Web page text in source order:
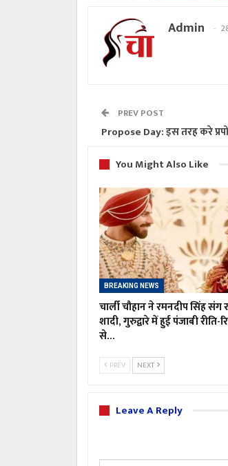
Admin
PREV POST
Propose Day: इस तरह करे
You Might Also Like
BREAKING NEWS
चार्ली चौहान ने रमनदीप सिंह संग
शादी, गुरुद्वारे में हुई पंजाबी रीति-
से…
PREV NEXT
Leave A Reply